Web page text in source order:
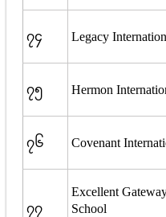
၇၄ Legacy
၇၅ Hermon
၇၆ Covenant
၇၇
Excellent
School